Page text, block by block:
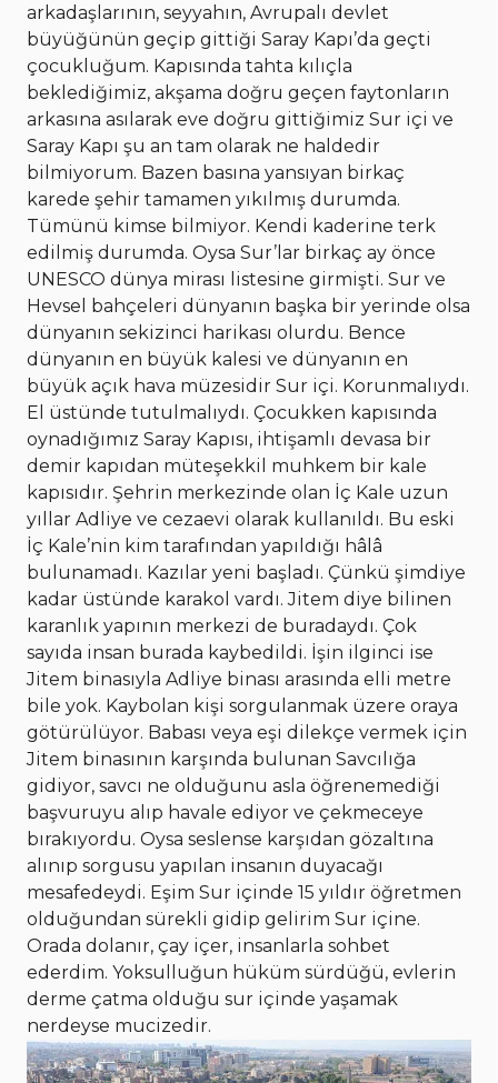
arkadaşlarının, seyyahın, Avrupalı devlet
büyüğünün geçip gittiği Saray Kapı’da geçti
çocukluğum. Kapısında tahta kılıçla
beklediğimiz, akşama doğru geçen faytonların
arkasına asılarak eve doğru gittiğimiz Sur içi ve
Saray Kapı şu an tam olarak ne haldedir
bilmiyorum. Bazen basına yansıyan birkaç
karede şehir tamamen yıkılmış durumda.
Tümünü kimse bilmiyor. Kendi kaderine terk
edilmiş durumda. Oysa Sur’lar birkaç ay önce
UNESCO dünya mirası listesine girmişti. Sur ve
Hevsel bahçeleri dünyanın başka bir yerinde olsa
dünyanın sekizinci harikası olurdu. Bence
dünyanın en büyük kalesi ve dünyanın en
büyük açık hava müzesidir Sur içi. Korunmalıydı.
El üstünde tutulmalıydı. Çocukken kapısında
oynadığımız Saray Kapısı, ihtişamlı devasa bir
demir kapıdan müteşekkil muhkem bir kale
kapısıdır. Şehrin merkezinde olan İç Kale uzun
yıllar Adliye ve cezaevi olarak kullanıldı. Bu eski
İç Kale’nin kim tarafından yapıldığı hâlâ
bulunamadı. Kazılar yeni başladı. Çünkü şimdiye
kadar üstünde karakol vardı. Jitem diye bilinen
karanlık yapının merkezi de buradaydı. Çok
sayıda insan burada kaybedildi. İşin ilginci ise
Jitem binasıyla Adliye binası arasında elli metre
bile yok. Kaybolan kişi sorgulanmak üzere oraya
götürülüyor. Babası veya eşi dilekçe vermek için
Jitem binasının karşında bulunan Savcılığa
gidiyor, savcı ne olduğunu asla öğrenemediği
başvuruyu alıp havale ediyor ve çekmeceye
bırakıyordu. Oysa seslense karşıdan gözaltına
alınıp sorgusu yapılan insanın duyacağı
mesafedeydi. Eşim Sur içinde 15 yıldır öğretmen
olduğundan sürekli gidip gelirim Sur içine.
Orada dolanır, çay içer, insanlarla sohbet
ederdim. Yoksulluğun hüküm sürdüğü, evlerin
derme çatma olduğu sur içinde yaşamak
nerdeyse mucizedir.